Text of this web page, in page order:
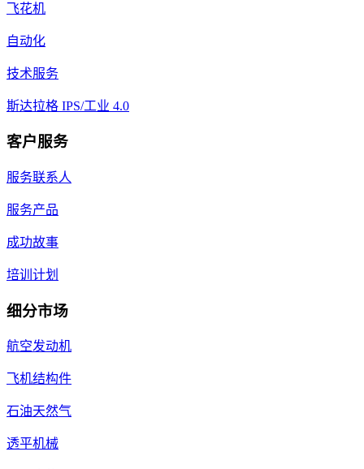
飞花机
自动化
技术服务
斯达拉格 IPS/工业 4.0
客户服务
服务联系人
服务产品
成功故事
培训计划
细分市场
航空发动机
飞机结构件
石油天然气
透平机械